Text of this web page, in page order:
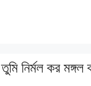
কর মঙ্গল করে